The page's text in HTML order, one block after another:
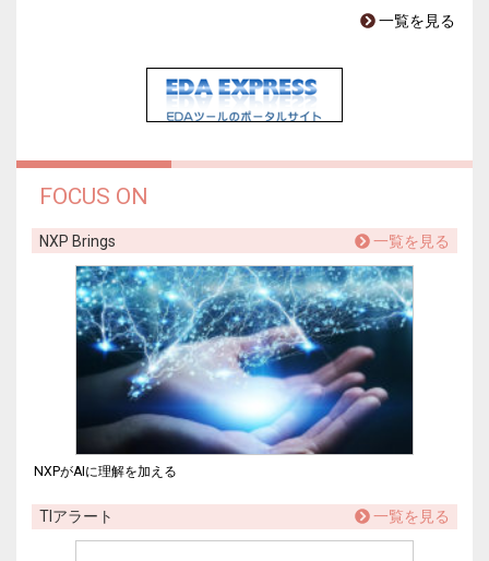
一覧を見る
FOCUS ON
NXP Brings 一覧を見る
NXPがAIに理解を加える
TIアラート 一覧を見る